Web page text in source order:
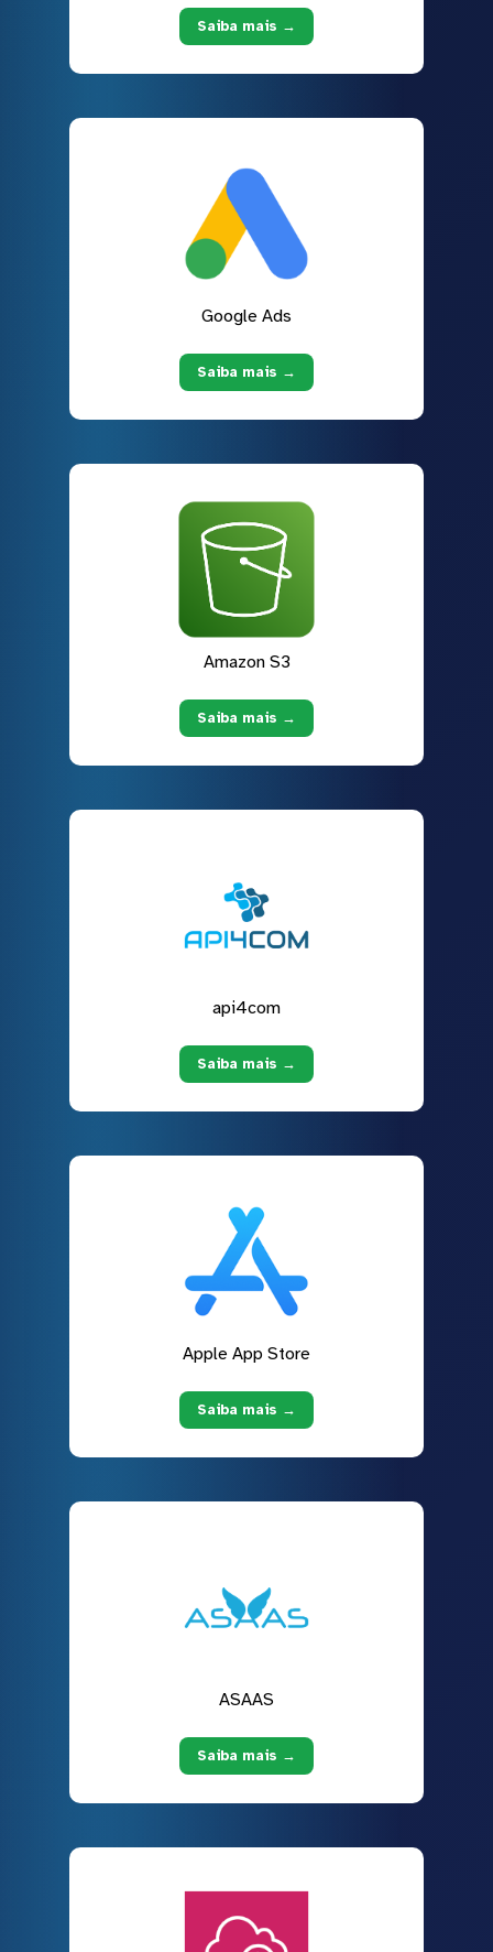
Saiba mais →
Google Ads
Saiba mais →
Amazon S3
Saiba mais →
api4com
Saiba mais →
Apple App Store
Saiba mais →
ASAAS
Saiba mais →